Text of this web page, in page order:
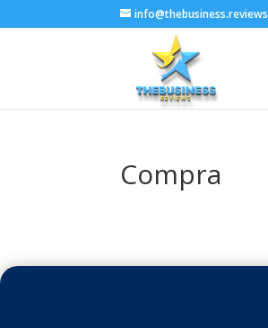
info@thebusiness.reviews
Compra